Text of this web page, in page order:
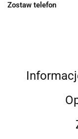
Zostaw telefon